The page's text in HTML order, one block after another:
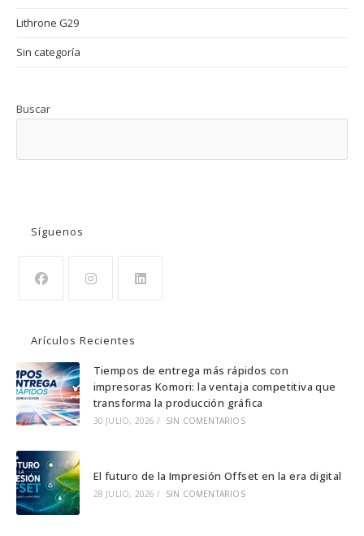
Lithrone G29
Sin categoría
Buscar
Síguenos
una
nueva
pestaña
una
nueva
pestaña
una
nueva
pestaña
Arículos Recientes
Tiempos de entrega más rápidos con
impresoras Komori: la ventaja competitiva que
transforma la producción gráfica
30 JULIO, 2026 / SIN COMENTARIOS
El futuro de la Impresión Offset en la era digital
28 JULIO, 2026 / SIN COMENTARIOS